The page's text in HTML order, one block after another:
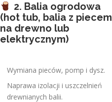
2. Balia ogrodowa
(hot tub, balia z piecem
na drewno lub
elektrycznym)
Wymiana pieców, pomp i dysz.
Naprawa izolacji i uszczelnień
drewnianych balii.